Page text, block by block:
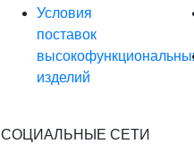
Условия
поставок
изделий
СОЦИАЛЬНЫЕ СЕТИ